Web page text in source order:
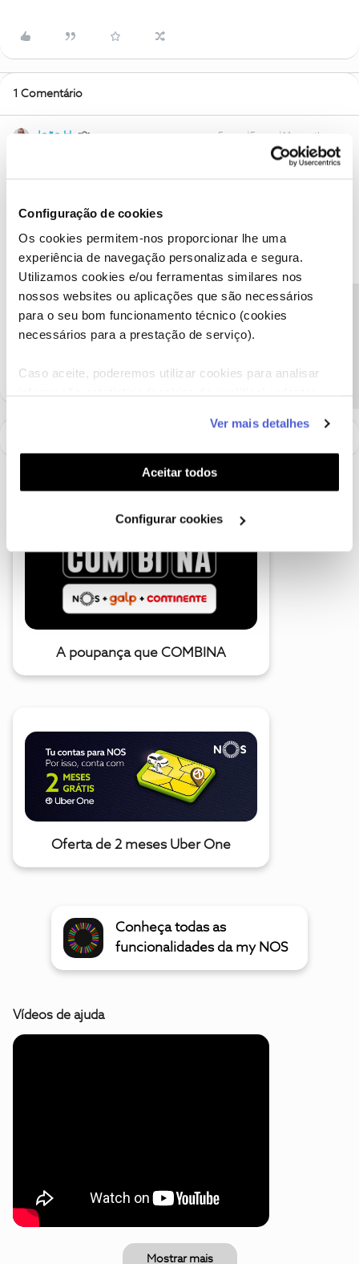
Configuração de cookies
Os cookies permitem-nos proporcionar lhe uma
experiência de navegação personalizada e segura.
Utilizamos cookies e/ou ferramentas similares nos
nossos websites ou aplicações que são necessários
para o seu bom funcionamento técnico (cookies
necessários para a prestação de serviço).
Caso aceite, poderemos utilizar cookies para analisar
funcionalidades (cookies de personalização e
funcionalidade) e adaptar anúncios aos seus interesses
(cookies de publicidade personalizada). Pode gerir a
utilização dos cookies clicando em "Configurar
Ver mais detalhes
Aceitar todos
Configurar cookies
1 Comentário
João H. Forum|Forum|11 months ago
Envie-nos, por favor, uma mensagem privada para o perfil ​
Obrigado
Ajude a comunidade a encontrar informação relevante. Marque
como "Melhor Resposta" e faça "Like" nos melhores comentários.
Siga os perfis da moderação, através da opção "Seguir", para estar
A poupança que COMBINA
Oferta de 2 meses Uber One
Conheça todas as
funcionalidades da my NOS
Vídeos de ajuda
Mostrar mais